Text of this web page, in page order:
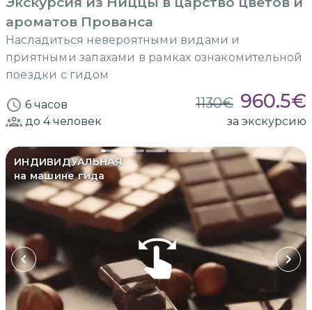
ароматов Прованса
Насладиться невероятными видами и
приятными запахами в рамках ознакомительной
поездки с гидом
6 часов 1130€ 960.5€
до 4человек за экскурсию
ИНДИВИДУАЛЬНАЯ
на машине гида